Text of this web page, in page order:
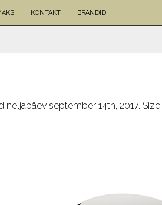
KONTAKT BRÄNDID
neljapäev september 14th, 2017. Size: